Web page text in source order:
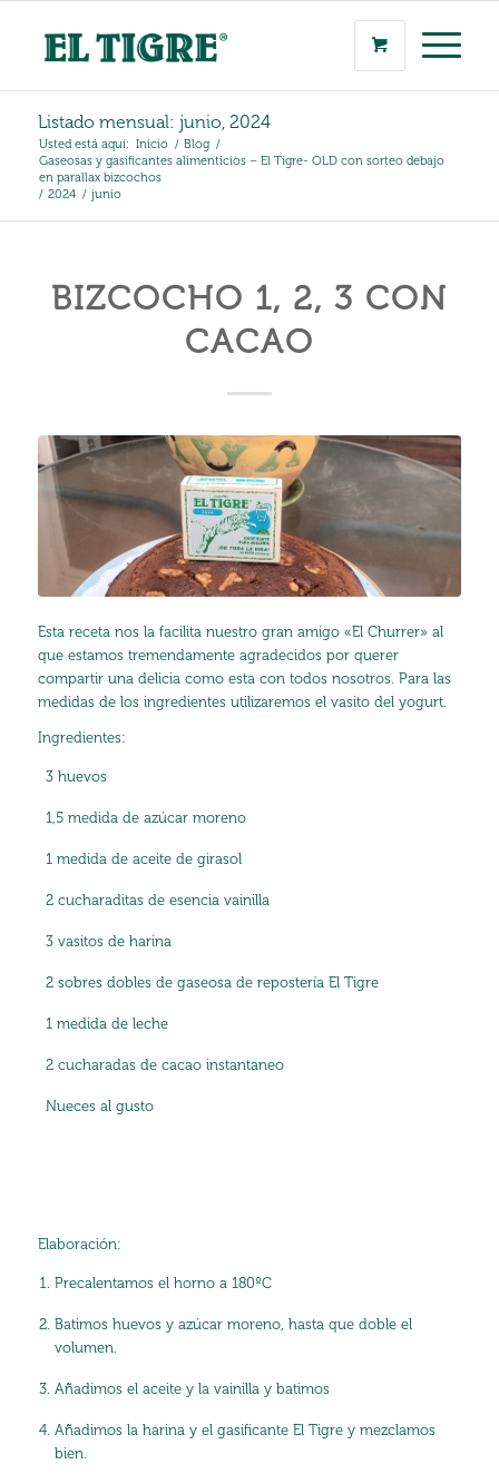
Listado mensual: junio, 2024
Usted está aquí: Inicio / Blog /
Gaseosas y gasificantes alimenticios – El Tigre- OLD con sorteo debajo
en parallax bizcochos
/ 2024 / junio
BIZCOCHO 1, 2, 3 CON
CACAO
Esta receta nos la facilita nuestro gran amigo «El Churrer» al
que estamos tremendamente agradecidos por querer
compartir una delicia como esta con todos nosotros. Para las
medidas de los ingredientes utilizaremos el vasito del yogurt.
Ingredientes:
3 huevos
1,5 medida de azúcar moreno
1 medida de aceite de girasol
2 cucharaditas de esencia vainilla
3 vasitos de harina
2 sobres dobles de gaseosa de repostería El Tigre
1 medida de leche
2 cucharadas de cacao instantaneo
Nueces al gusto
Elaboración:
Precalentamos el horno a 180ºC
Batimos huevos y azúcar moreno, hasta que doble el
volumen.
Añadimos el aceite y la vainilla y batimos
Añadimos la harina y el gasificante El Tigre y mezclamos
bien.